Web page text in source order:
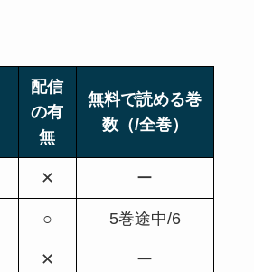
配信
の有
無
無料で読める巻
数（/全巻）
✕ ー
○ 5巻途中/6
✕ ー